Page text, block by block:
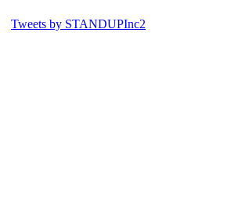
Tweets by STANDUPInc2